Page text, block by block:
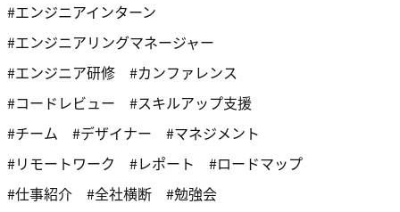
エンジニアインターン
エンジニアリングマネージャー
エンジニア研修
カンファレンス
コードレビュー
スキルアップ支援
チーム
デザイナー
マネジメント
リモートワーク
レポート
ロードマップ
仕事紹介
全社横断
勉強会